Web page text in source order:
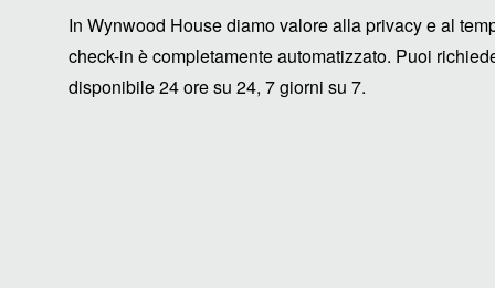
In Wynwood House diamo valore alla privacy e al
check-in è completamente automatizzato. Puoi
disponibile 24 ore su 24, 7 giorni su 7.